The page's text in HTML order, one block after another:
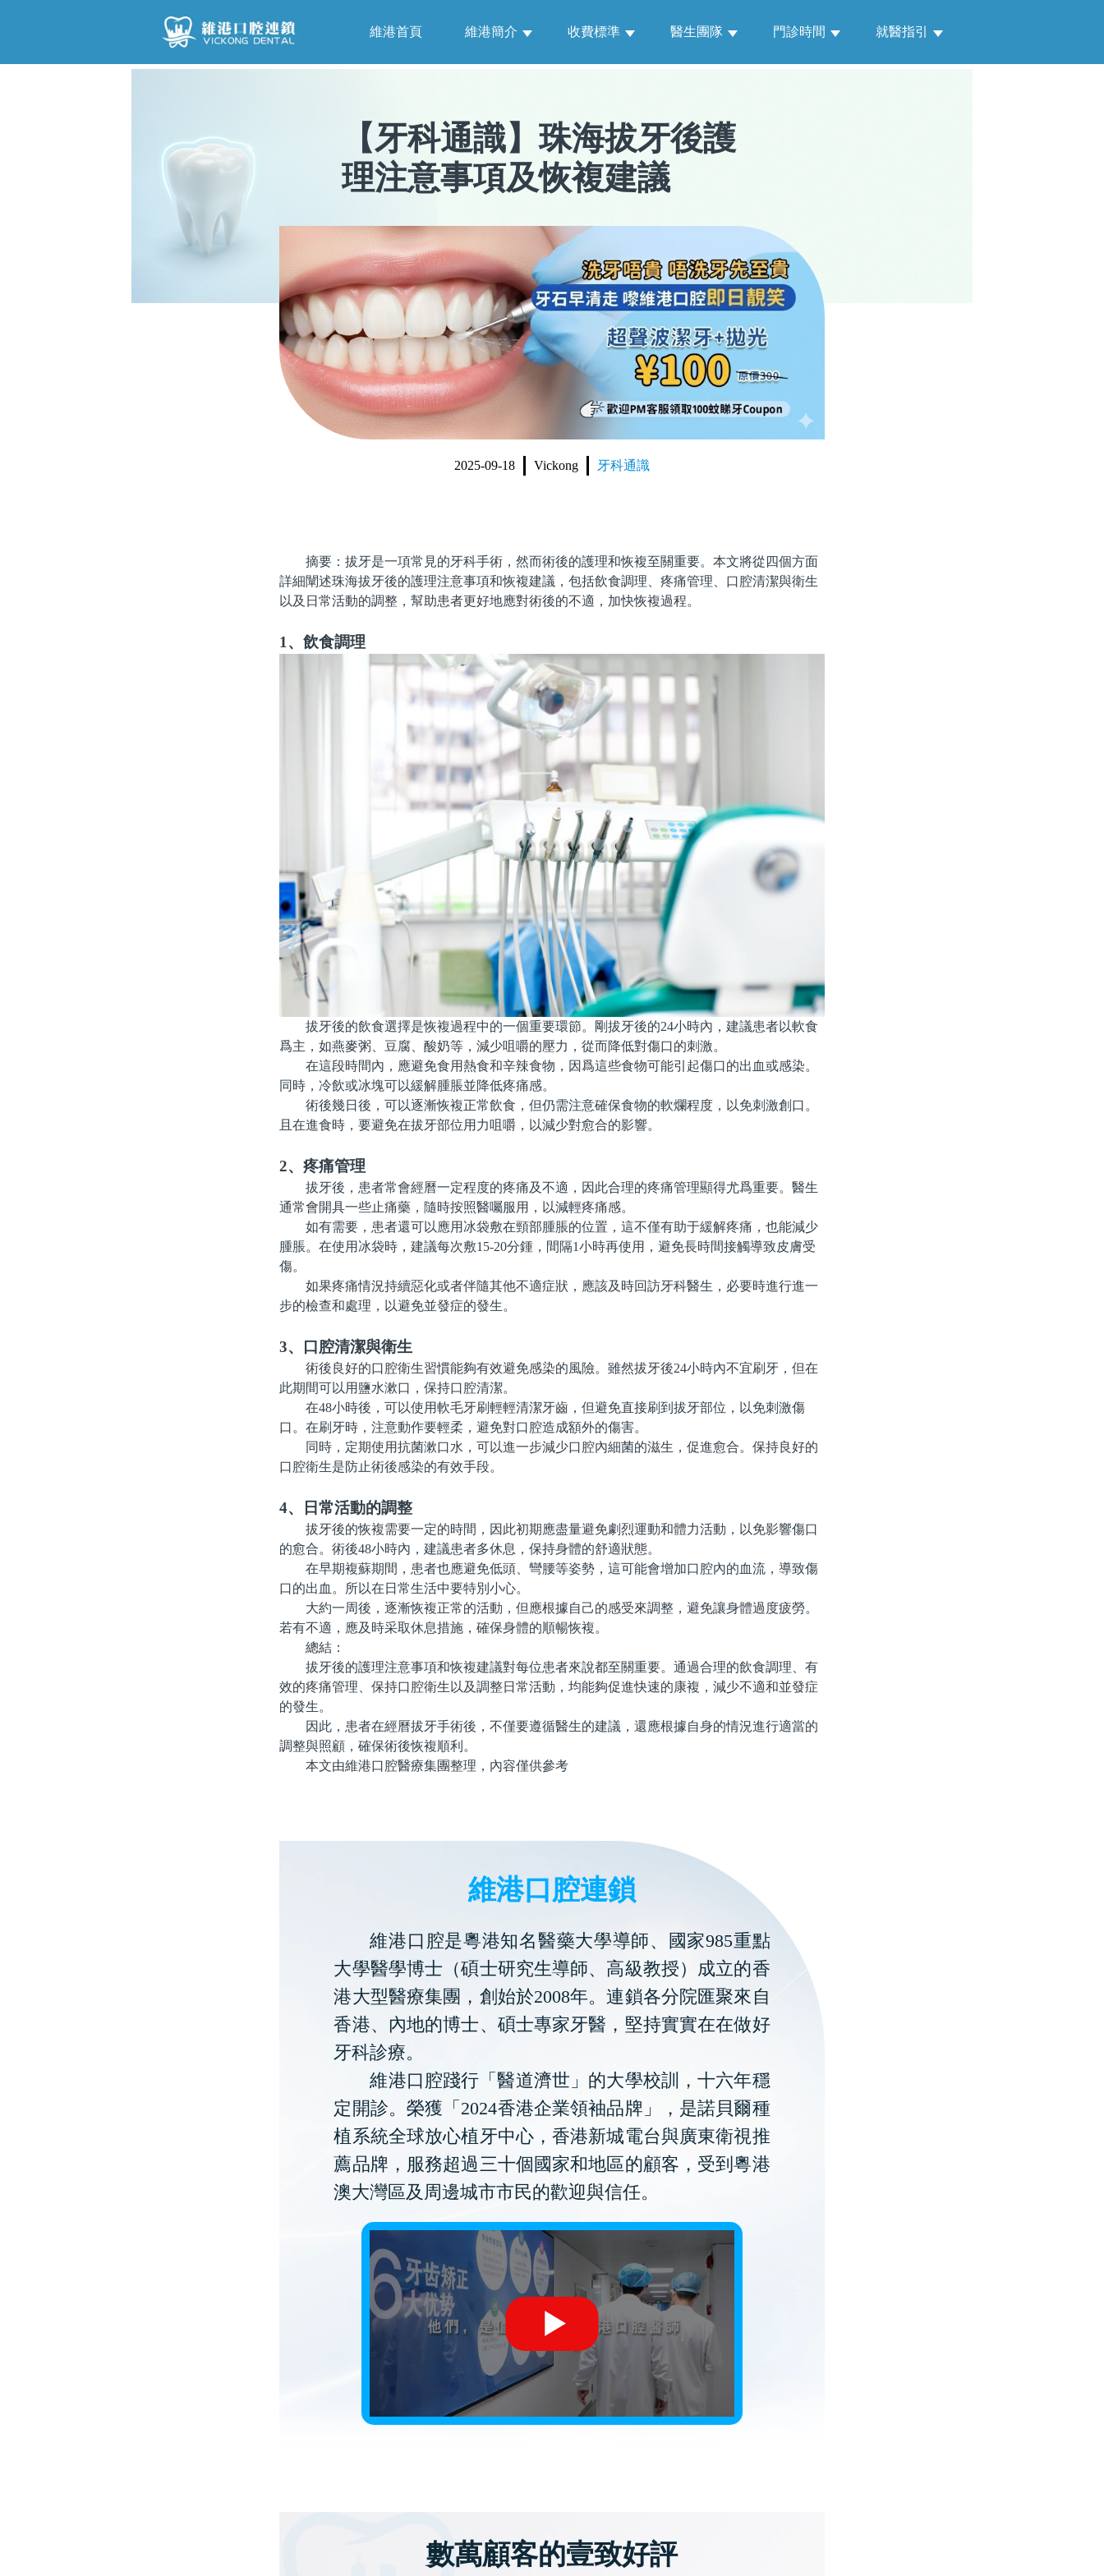
維港首頁 維港簡介 收費標準 醫生團隊 門診時間 就醫指引
【牙科通識】珠海拔牙後護
理注意事項及恢複建議
2025-09-18 Vickong 牙科通識
摘要：拔牙是一項常見的牙科手術，然而術後的護理和恢複至關重要。本文將從四個方面
詳細闡述珠海拔牙後的護理注意事項和恢複建議，包括飲食調理、疼痛管理、口腔清潔與衛生
以及日常活動的調整，幫助患者更好地應對術後的不適，加快恢複過程。
1、飲食調理
拔牙後的飲食選擇是恢複過程中的一個重要環節。剛拔牙後的24小時內，建議患者以軟食
爲主，如燕麥粥、豆腐、酸奶等，減少咀嚼的壓力，從而降低對傷口的刺激。
在這段時間內，應避免食用熱食和辛辣食物，因爲這些食物可能引起傷口的出血或感染。
同時，冷飲或冰塊可以緩解腫脹並降低疼痛感。
術後幾日後，可以逐漸恢複正常飲食，但仍需注意確保食物的軟爛程度，以免刺激創口。
且在進食時，要避免在拔牙部位用力咀嚼，以減少對愈合的影響。
2、疼痛管理
拔牙後，患者常會經曆一定程度的疼痛及不適，因此合理的疼痛管理顯得尤爲重要。醫生
通常會開具一些止痛藥，隨時按照醫囑服用，以減輕疼痛感。
如有需要，患者還可以應用冰袋敷在頸部腫脹的位置，這不僅有助于緩解疼痛，也能減少
腫脹。在使用冰袋時，建議每次敷15-20分鍾，間隔1小時再使用，避免長時間接觸導致皮膚受
傷。
如果疼痛情況持續惡化或者伴隨其他不適症狀，應該及時回訪牙科醫生，必要時進行進一
步的檢查和處理，以避免並發症的發生。
3、口腔清潔與衛生
術後良好的口腔衛生習慣能夠有效避免感染的風險。雖然拔牙後24小時內不宜刷牙，但在
此期間可以用鹽水漱口，保持口腔清潔。
在48小時後，可以使用軟毛牙刷輕輕清潔牙齒，但避免直接刷到拔牙部位，以免刺激傷
口。在刷牙時，注意動作要輕柔，避免對口腔造成額外的傷害。
同時，定期使用抗菌漱口水，可以進一步減少口腔內細菌的滋生，促進愈合。保持良好的
口腔衛生是防止術後感染的有效手段。
4、日常活動的調整
拔牙後的恢複需要一定的時間，因此初期應盡量避免劇烈運動和體力活動，以免影響傷口
的愈合。術後48小時內，建議患者多休息，保持身體的舒適狀態。
在早期複蘇期間，患者也應避免低頭、彎腰等姿勢，這可能會增加口腔內的血流，導致傷
口的出血。所以在日常生活中要特別小心。
大約一周後，逐漸恢複正常的活動，但應根據自己的感受來調整，避免讓身體過度疲勞。
若有不適，應及時采取休息措施，確保身體的順暢恢複。
總結：
拔牙後的護理注意事項和恢複建議對每位患者來說都至關重要。通過合理的飲食調理、有
效的疼痛管理、保持口腔衛生以及調整日常活動，均能夠促進快速的康複，減少不適和並發症
的發生。
因此，患者在經曆拔牙手術後，不僅要遵循醫生的建議，還應根據自身的情況進行適當的
調整與照顧，確保術後恢複順利。
本文由維港口腔醫療集團整理，內容僅供參考
維港口腔連鎖
維港口腔是粵港知名醫藥大學導師、國家985重點
大學醫學博士（碩士研究生導師、高級教授）成立的香
港大型醫療集團，創始於2008年。連鎖各分院匯聚來自
香港、內地的博士、碩士專家牙醫，堅持實實在在做好
牙科診療。
維港口腔踐行「醫道濟世」的大學校訓，十六年穩
定開診。榮獲「2024香港企業領袖品牌」，是諾貝爾種
植系統全球放心植牙中心，香港新城電台與廣東衛視推
薦品牌，服務超過三十個國家和地區的顧客，受到粵港
澳大灣區及周邊城市市民的歡迎與信任。
數萬顧客的壹致好評